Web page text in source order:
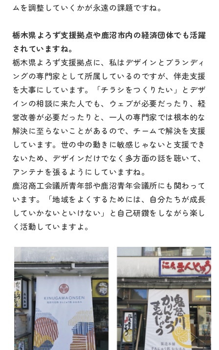
ムを調整していくかが永遠の課題ですね。
栃木県よろず支援拠点や鹿沼市内の経済団体でも活躍
されていますね。
栃木県よろず支援拠点に、私はデザインとブランディ
ングの専門家として所属しているのですが、伴走支援
を大事にしています。「チラシをつくりたい」とデザ
インの相談に来た人でも、ウェブが必要だったり、経
営改善が必要だったりと、一人の専門家では根本的な
解決に至らないことがあるので、チームで解決を支援
しています。世の中の動きに敏感じゃないと支援でき
ないため、デザインだけでなく多方面の話を聴いて、
アンテナを張るようにしていますね。
鹿沼商工会議所青年部や鹿沼青年会議所にも関わって
います。「地域をよくするためには、自分たちが成長
していかないといけない」と自己研鑽をしながら楽し
く活動していますよ。